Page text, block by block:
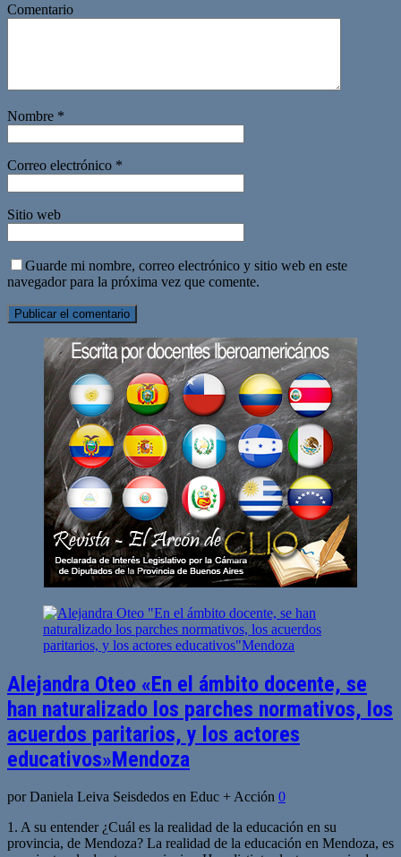
Comentario
Nombre *
Correo electrónico *
Sitio web
Guarde mi nombre, correo electrónico y sitio web en este
navegador para la próxima vez que comente.
Alejandra Oteo «En el ámbito docente, se
han naturalizado los parches normativos, los
acuerdos paritarios, y los actores
educativos»Mendoza
por Daniela Leiva Seisdedos en Educ + Acción 0
1. A su entender ¿Cuál es la realidad de la educación en su
provincia, de Mendoza? La realidad de la educación en Mendoza, es